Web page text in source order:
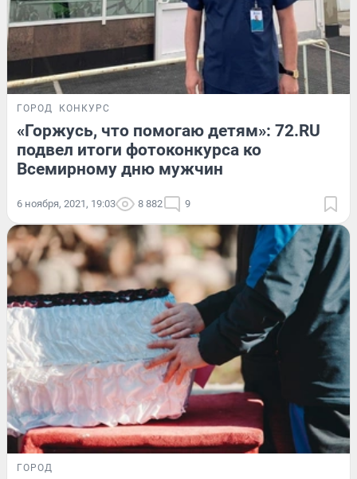
ГОРОД КОНКУРС
«Горжусь, что помогаю детям»: 72.RU
подвел итоги фотоконкурса ко
Всемирному дню мужчин
6 ноября, 2021, 19:03 8 882 9
ГОРОД